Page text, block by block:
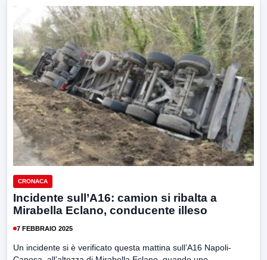
CRONACA
Incidente sull’A16: camion si ribalta a
Mirabella Eclano, conducente illeso
7 FEBBRAIO 2025
Un incidente si è verificato questa mattina sull’A16 Napoli-